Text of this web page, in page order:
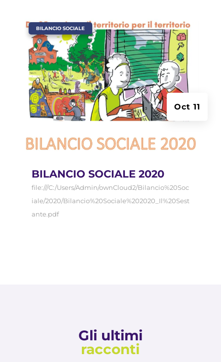
BILANCIO SOCIALE 2020
Oct 11
| BILANCIO SOCIALE
file:///C:/Users/Admin/ownCloud2/Bilancio%20Soc
iale/2020/Bilancio%20Sociale%202020_Il%20Sest
ante.pdf
Gli ultimi
racconti